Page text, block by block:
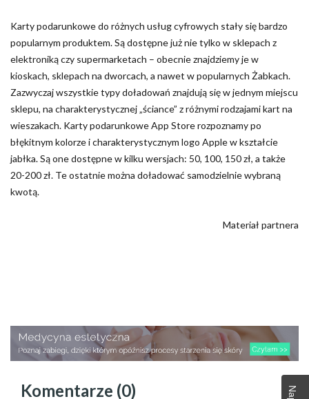
Karty podarunkowe do różnych usług cyfrowych stały się bardzo
popularnym produktem. Są dostępne już nie tylko w sklepach z
elektroniką czy supermarketach – obecnie znajdziemy je w
kioskach, sklepach na dworcach, a nawet w popularnych Żabkach.
Zazwyczaj wszystkie typy doładowań znajdują się w jednym miejscu
sklepu, na charakterystycznej „ściance” z różnymi rodzajami kart na
wieszakach. Karty podarunkowe App Store rozpoznamy po
błękitnym kolorze i charakterystycznym logo Apple w kształcie
jabłka. Są one dostępne w kilku wersjach: 50, 100, 150 zł, a także
20-200 zł. Te ostatnie można doładować samodzielnie wybraną
kwotą.
Materiał partnera
Komentarze (0)